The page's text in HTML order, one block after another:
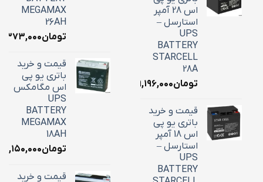
اس 28 آمپر
استارسل –
UPS
BATTERY
STARCELL
28A
تومان۹,۱۹۶,۰۰۰
قیمت و خرید
باتری یو پی
اس 18 آمپر
استارسل –
UPS
BATTERY
MEGAMAX
26AH
تومان
قیمت و خرید
باتری یو پی
اس مگامکس
UPS
BATTERY
MEGAMAX
18AH
تومان۷,۱۵۰,۰۰۰
قیمت و خرید